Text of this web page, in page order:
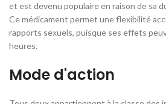
et est devenu populaire en raison de sa
Ce médicament permet une flexibilité
rapports sexuels, puisque ses effets
heures.
Mode d'action